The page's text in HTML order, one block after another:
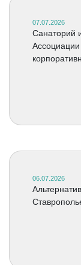
07.07.2026
Санаторий
Ассоциации
06.07.2026